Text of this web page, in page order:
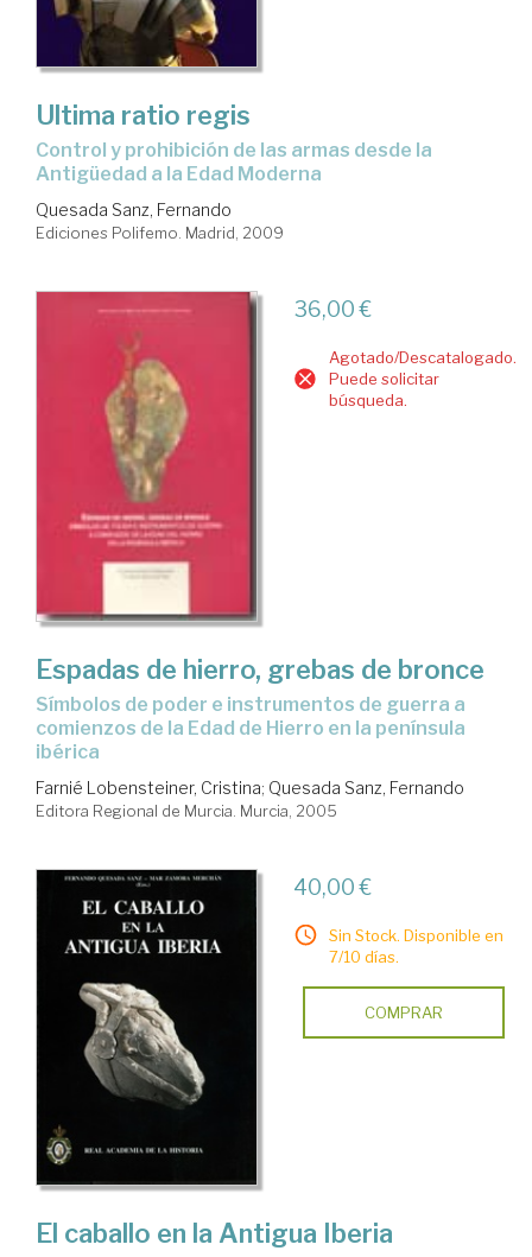
Ultima ratio regis
control y prohibición de las armas desde la
Antigüedad a la Edad Moderna
Quesada Sanz, Fernando
Ediciones Polifemo. Madrid, 2009
36,00 €
Agotado/Descatalogado.
Puede solicitar
búsqueda.
Espadas de hierro, grebas de bronce
símbolos de poder e instrumentos de guerra a
comienzos de la Edad de Hierro en la península
ibérica
Farnié Lobensteiner, Cristina; Quesada Sanz, Fernando
Editora Regional de Murcia. Murcia, 2005
40,00 €
Sin Stock. Disponible en
7/10 días.
COMPRAR
El caballo en la Antigua Iberia